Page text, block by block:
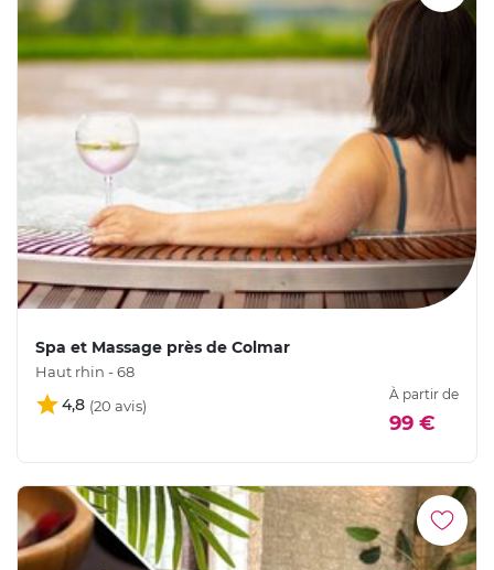
Spa et Massage près de Colmar
Haut rhin - 68
4,8
À partir de
99 €